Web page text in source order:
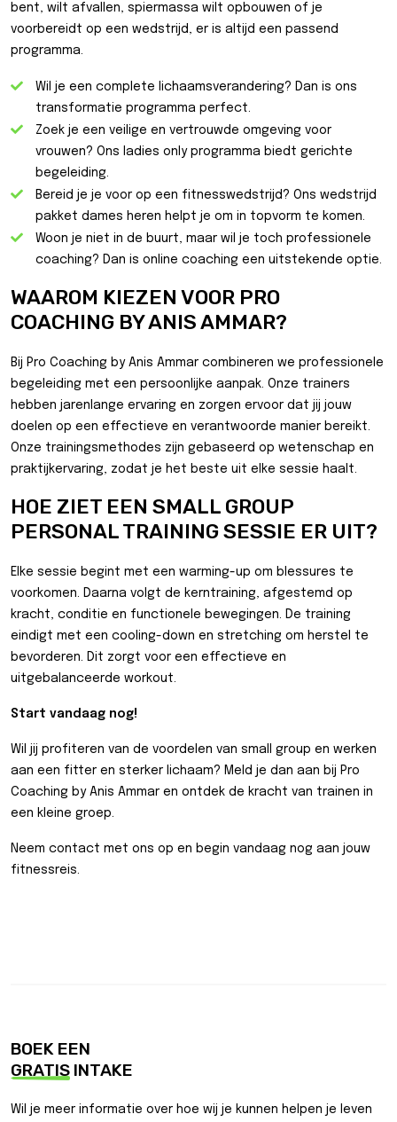
bent, wilt afvallen, spiermassa wilt opbouwen of je
voorbereidt op een wedstrijd, er is altijd een passend
programma.
Wil je een complete lichaamsverandering? Dan is ons
transformatie programma perfect.
Zoek je een veilige en vertrouwde omgeving voor
vrouwen? Ons ladies only programma biedt gerichte
begeleiding.
Bereid je je voor op een fitnesswedstrijd? Ons wedstrijd
pakket dames heren helpt je om in topvorm te komen.
Woon je niet in de buurt, maar wil je toch professionele
coaching? Dan is online coaching een uitstekende optie.
WAAROM KIEZEN VOOR PRO
COACHING BY ANIS AMMAR?
Bij Pro Coaching by Anis Ammar combineren we professionele
begeleiding met een persoonlijke aanpak. Onze trainers
hebben jarenlange ervaring en zorgen ervoor dat jij jouw
doelen op een effectieve en verantwoorde manier bereikt.
Onze trainingsmethodes zijn gebaseerd op wetenschap en
praktijkervaring, zodat je het beste uit elke sessie haalt.
HOE ZIET EEN SMALL GROUP
PERSONAL TRAINING SESSIE ER UIT?
Elke sessie begint met een warming-up om blessures te
voorkomen. Daarna volgt de kerntraining, afgestemd op
kracht, conditie en functionele bewegingen. De training
eindigt met een cooling-down en stretching om herstel te
bevorderen. Dit zorgt voor een effectieve en
uitgebalanceerde workout.
Start vandaag nog!
Wil jij profiteren van de voordelen van small group en werken
aan een fitter en sterker lichaam? Meld je dan aan bij Pro
Coaching by Anis Ammar en ontdek de kracht van trainen in
een kleine groep.
Neem contact met ons op en begin vandaag nog aan jouw
fitnessreis.
BOEK EEN
GRATIS INTAKE
Wil je meer informatie over hoe wij je kunnen helpen je leven